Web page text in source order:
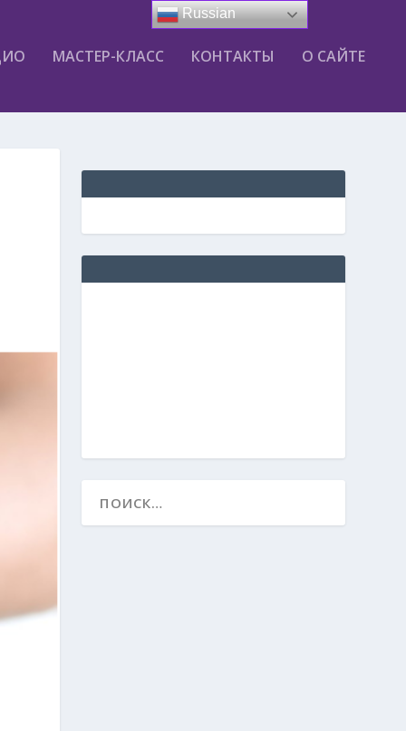
МАСТЕР-КЛАСС КОНТАКТЫ О САЙТЕ
Russian